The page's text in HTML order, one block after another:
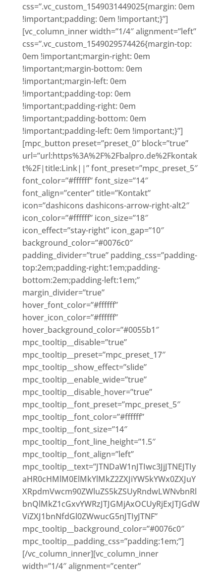
css=”.vc_custom_1549031449025{margin: 0em
!important;padding: 0em !important;}”]
[vc_column_inner width=”1/4″ alignment=”left”
css=”.vc_custom_1549029574426{margin-top:
0em !important;margin-right: 0em
!important;margin-bottom: 0em
!important;margin-left: 0em
!important;padding-top: 0em
!important;padding-right: 0em
!important;padding-bottom: 0em
!important;padding-left: 0em !important;}”]
[mpc_button preset=”preset_0″ block=”true”
url=”url:https%3A%2F%2Fbalpro.de%2Fkontak
t%2F|title:Link||” font_preset=”mpc_preset_5″
font_color=”#ffffff” font_size=”14″
font_align=”center” title=”Kontakt”
icon=”dashicons dashicons-arrow-right-alt2″
icon_color=”#ffffff” icon_size=”18″
icon_effect=”stay-right” icon_gap=”10″
background_color=”#0076c0″
padding_divider=”true” padding_css=”padding-
top:2em;padding-right:1em;padding-
bottom:2em;padding-left:1em;”
margin_divider=”true”
hover_font_color=”#ffffff”
hover_icon_color=”#ffffff”
hover_background_color=”#0055b1″
mpc_tooltip__disable=”true”
mpc_tooltip__preset=”mpc_preset_17″
mpc_tooltip__show_effect=”slide”
mpc_tooltip__enable_wide=”true”
mpc_tooltip__disable_hover=”true”
mpc_tooltip__font_preset=”mpc_preset_5″
mpc_tooltip__font_color=”#ffffff”
mpc_tooltip__font_size=”14″
mpc_tooltip__font_line_height=”1.5″
mpc_tooltip__font_align=”left”
mpc_tooltip__text=”JTNDaW1nJTIwc3JjJTNEJTIy
aHR0cHMlM0ElMkYlMkZ2ZXJiYW5kYWx0ZXJuY
XRpdmVwcm90ZWluZS5kZSUyRndwLWNvbnRl
bnQlMkZ1cGxvYWRzJTJGMjAxOCUyRjExJTJGdW
ViZXJ1bnNfdGl0ZWwucG5nJTIyJTNF”
mpc_tooltip__background_color=”#0076c0″
mpc_tooltip__padding_css=”padding:1em;”]
[/vc_column_inner][vc_column_inner
width=”1/4″ alignment=”center”